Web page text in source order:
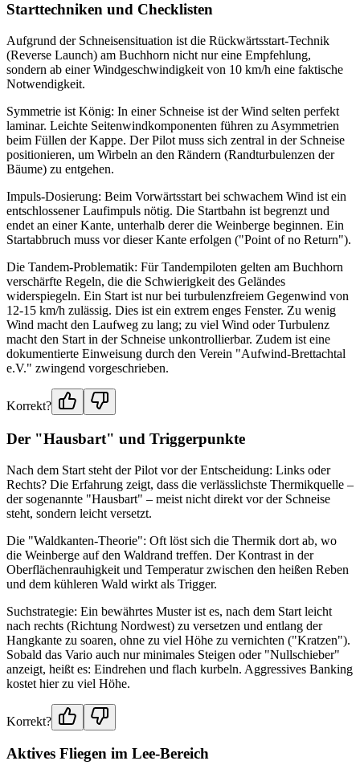
Starttechniken und Checklisten
Aufgrund der Schneisensituation ist die Rückwärtsstart-Technik
(Reverse Launch) am Buchhorn nicht nur eine Empfehlung,
sondern ab einer Windgeschwindigkeit von 10 km/h eine faktische
Notwendigkeit.
Symmetrie ist König: In einer Schneise ist der Wind selten perfekt
laminar. Leichte Seitenwindkomponenten führen zu Asymmetrien
beim Füllen der Kappe. Der Pilot muss sich zentral in der Schneise
positionieren, um Wirbeln an den Rändern (Randturbulenzen der
Bäume) zu entgehen.
Impuls-Dosierung: Beim Vorwärtsstart bei schwachem Wind ist ein
entschlossener Laufimpuls nötig. Die Startbahn ist begrenzt und
endet an einer Kante, unterhalb derer die Weinberge beginnen. Ein
Startabbruch muss vor dieser Kante erfolgen ("Point of no Return").
Die Tandem-Problematik: Für Tandempiloten gelten am Buchhorn
verschärfte Regeln, die die Schwierigkeit des Geländes
widerspiegeln. Ein Start ist nur bei turbulenzfreiem Gegenwind von
12-15 km/h zulässig. Dies ist ein extrem enges Fenster. Zu wenig
Wind macht den Laufweg zu lang; zu viel Wind oder Turbulenz
macht den Start in der Schneise unkontrollierbar. Zudem ist eine
dokumentierte Einweisung durch den Verein "Aufwind-Brettachtal
e.V." zwingend vorgeschrieben.
Korrekt?
Der "Hausbart" und Triggerpunkte
Nach dem Start steht der Pilot vor der Entscheidung: Links oder
Rechts? Die Erfahrung zeigt, dass die verlässlichste Thermikquelle –
der sogenannte "Hausbart" – meist nicht direkt vor der Schneise
steht, sondern leicht versetzt.
Die "Waldkanten-Theorie": Oft löst sich die Thermik dort ab, wo
die Weinberge auf den Waldrand treffen. Der Kontrast in der
Oberflächenrauhigkeit und Temperatur zwischen den heißen Reben
und dem kühleren Wald wirkt als Trigger.
Suchstrategie: Ein bewährtes Muster ist es, nach dem Start leicht
nach rechts (Richtung Nordwest) zu versetzen und entlang der
Hangkante zu soaren, ohne zu viel Höhe zu vernichten ("Kratzen").
Sobald das Vario auch nur minimales Steigen oder "Nullschieber"
anzeigt, heißt es: Eindrehen und flach kurbeln. Aggressives Banking
kostet hier zu viel Höhe.
Korrekt?
Aktives Fliegen im Lee-Bereich